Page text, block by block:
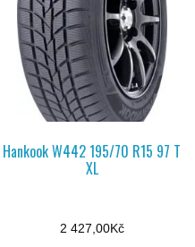
Hankook W442 195/70 R15 97 T
XL
2 427,00Kč